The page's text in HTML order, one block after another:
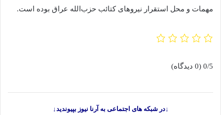
مهمات و محل استقرار نیروهای کتائب حزب‌الله عراق بوده است.
0/5 (0 دیدگاه)
↓در شبکه های اجتماعی به آرنا نیوز بپیوندید↓